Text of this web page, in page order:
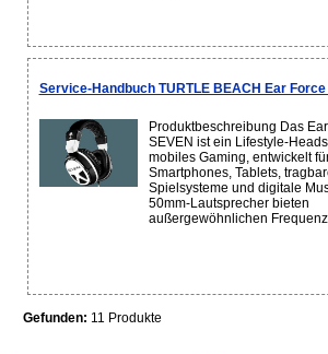
Service-Handbuch TURTLE BEACH Ear Force
Produktbeschreibung Das
SEVEN ist ein Lifestyle-
mobiles Gaming, entwickelt
Smartphones, Tablets,
Spielsysteme und digitale
50mm-Lautsprecher bieten
außergewöhnlichen
Gefunden: 11 Produkte